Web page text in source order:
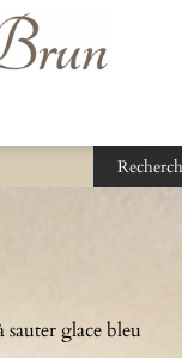
sauter glace bleu